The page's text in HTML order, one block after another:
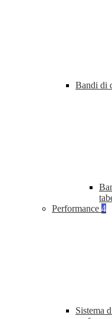
Bandi di
Performance 4
Sistema